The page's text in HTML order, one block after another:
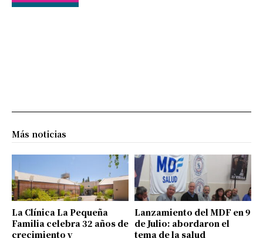
Más noticias
La Clínica La Pequeña
Familia celebra 32 años de
crecimiento y
Lanzamiento del MDF en 9
de Julio: abordaron el
tema de la salud